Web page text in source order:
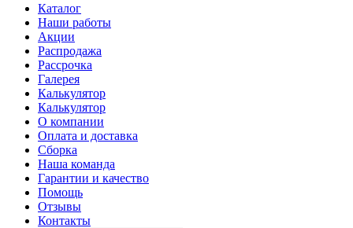
Каталог
Наши работы
Акции
Распродажа
Рассрочка
Галерея
Калькулятор
Калькулятор
О компании
Оплата и доставка
Сборка
Наша команда
Гарантии и качество
Помощь
Отзывы
Контакты